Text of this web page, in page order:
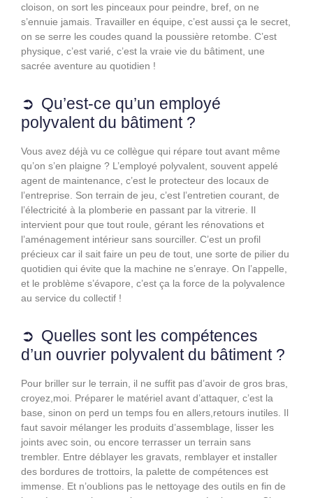
cloison, on sort les pinceaux pour peindre, bref, on ne
s’ennuie jamais. Travailler en équipe, c’est aussi ça le secret,
on se serre les coudes quand la poussière retombe. C’est
physique, c’est varié, c’est la vraie vie du bâtiment, une
sacrée aventure au quotidien !
Qu’est-ce qu’un employé
polyvalent du bâtiment ?
Vous avez déjà vu ce collègue qui répare tout avant même
qu’on s’en plaigne ? L’employé polyvalent, souvent appelé
agent de maintenance, c’est le protecteur des locaux de
l’entreprise. Son terrain de jeu, c’est l’entretien courant, de
l’électricité à la plomberie en passant par la vitrerie. Il
intervient pour que tout roule, gérant les rénovations et
l’aménagement intérieur sans sourciller. C’est un profil
précieux car il sait faire un peu de tout, une sorte de pilier du
quotidien qui évite que la machine ne s’enraye. On l’appelle,
et le problème s’évapore, c’est ça la force de la polyvalence
au service du collectif !
Quelles sont les compétences
d’un ouvrier polyvalent du bâtiment ?
Pour briller sur le terrain, il ne suffit pas d’avoir de gros bras,
croyez,moi. Préparer le matériel avant d’attaquer, c’est la
base, sinon on perd un temps fou en allers,retours inutiles. Il
faut savoir mélanger les produits d’assemblage, lisser les
joints avec soin, ou encore terrasser un terrain sans
trembler. Entre déblayer les gravats, remblayer et installer
des bordures de trottoirs, la palette de compétences est
immense. Et n’oublions pas le nettoyage des outils en fin de